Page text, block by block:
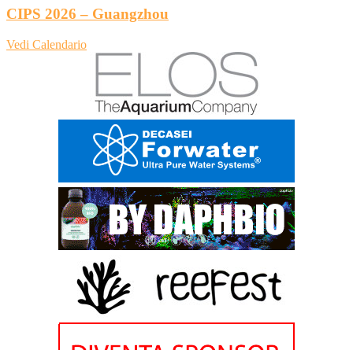
CIPS 2026 – Guangzhou
Vedi Calendario